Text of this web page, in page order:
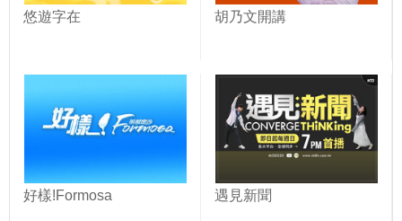
悠遊字在 胡乃文開講
好樣!Formosa 遇見新聞